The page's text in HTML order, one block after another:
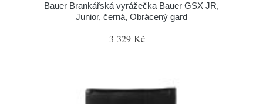
Bauer Brankářská vyrážečka Bauer GSX JR,
Junior, černá, Obrácený gard
3 329 Kč